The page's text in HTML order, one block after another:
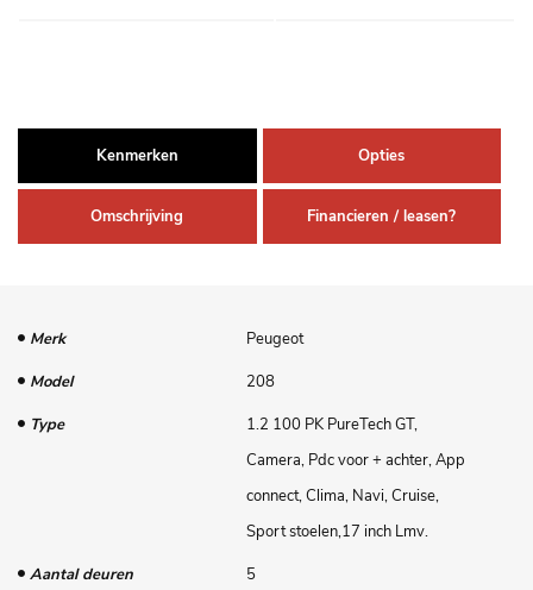
Kenmerken Opties
Omschrijving Financieren / leasen?
Merk
Peugeot
Model
208
Type
1.2 100 PK PureTech GT,
Camera, Pdc voor + achter, App
connect, Clima, Navi, Cruise,
Sport stoelen,17 inch Lmv.
Aantal deuren
5